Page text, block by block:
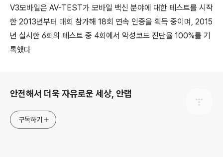
V3모바일은 AV-TEST가 모바일 백신 분야에 대한 테스트를 시작
한 2013년부터 매회 참가해 18회 연속 인증을 획득 중이며, 2015
년 실시한 6회의 테스트 중 4회에서 악성코드 진단율 100%를 기
록했다
안전해서 더욱 자유로운 세상, 안랩
구독하기